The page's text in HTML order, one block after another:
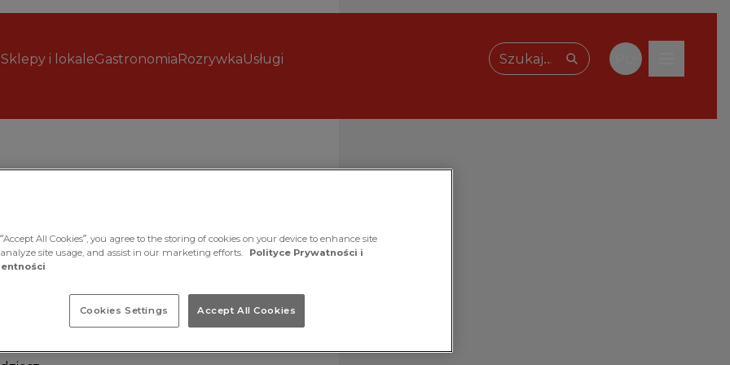
Sklepy i lokaleGastronomiaRozrywkaUsługi
Wpisz, czego szukasz
All Cookies”, you agree to the storing of cookies on your device to enhance site
site usage, and assist in our marketing efforts.
Polityce Prywatności i
Cookies Settings Accept All Cookies